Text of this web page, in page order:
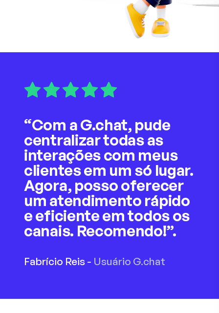
“Com a G.chat, pude
centralizar todas as
interações com meus
clientes em um só lugar.
Agora, posso oferecer
um atendimento rápido
e eficiente em todos os
canais. Recomendo!”.
Fabrício Reis - Usuário G.chat